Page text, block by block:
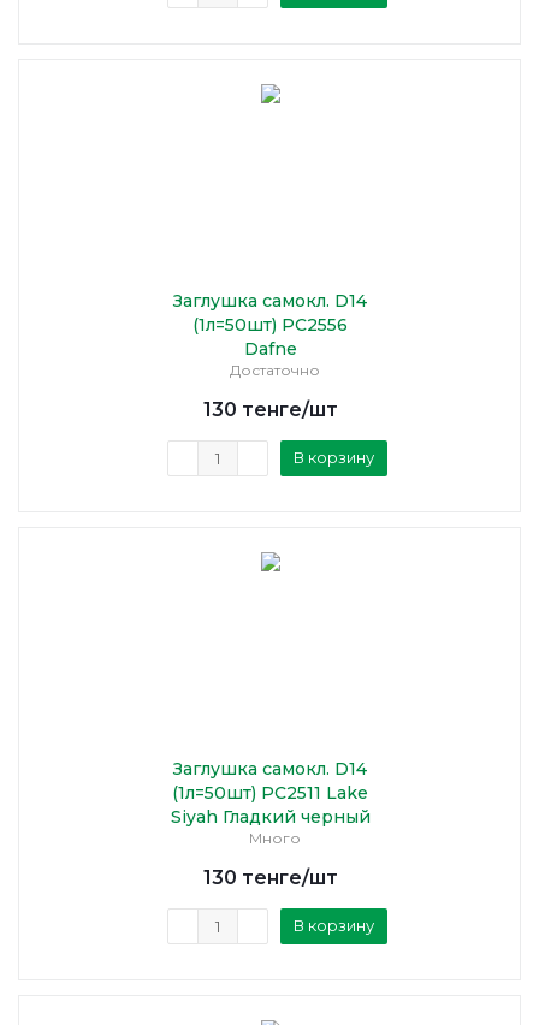
Заглушка самокл. D14
(1л=50шт) PC2556
Dafne
Достаточно
130 тенге/шт
В корзину
Заглушка самокл. D14
(1л=50шт) PC2511 Lake
Siyah Гладкий черный
Много
130 тенге/шт
В корзину